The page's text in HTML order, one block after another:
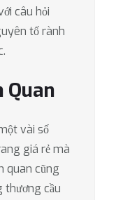
câu hỏi
tố rành
Quan
vài số
giá rẻ mà
quan cũng
thương cầu